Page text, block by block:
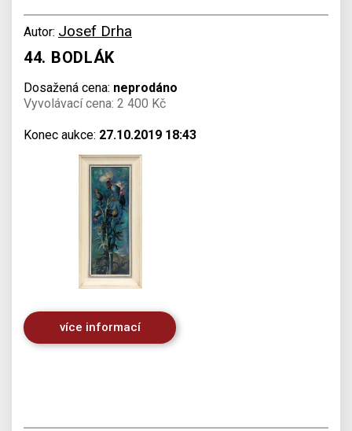
Autor: Josef Drha
44. BODLÁK
Dosažená cena: neprodáno
Vyvolávací cena: 2 400 Kč
Konec aukce: 27.10.2019 18:43
více informací